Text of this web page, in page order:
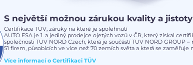
S největší možnou zárukou kvality a jistoty
Certifikace TÜV, záruky na které je spolehnutí
AUTO ESA je 1. a jediný prodejce ojetých vozů v ČR, který získal
společnosti TÜV NORD Czech, která je součástí TÜV NORD GROUP
51 firem, působících ve více než 70 zemích světa a která se
Více informací o Certifikaci TÜV